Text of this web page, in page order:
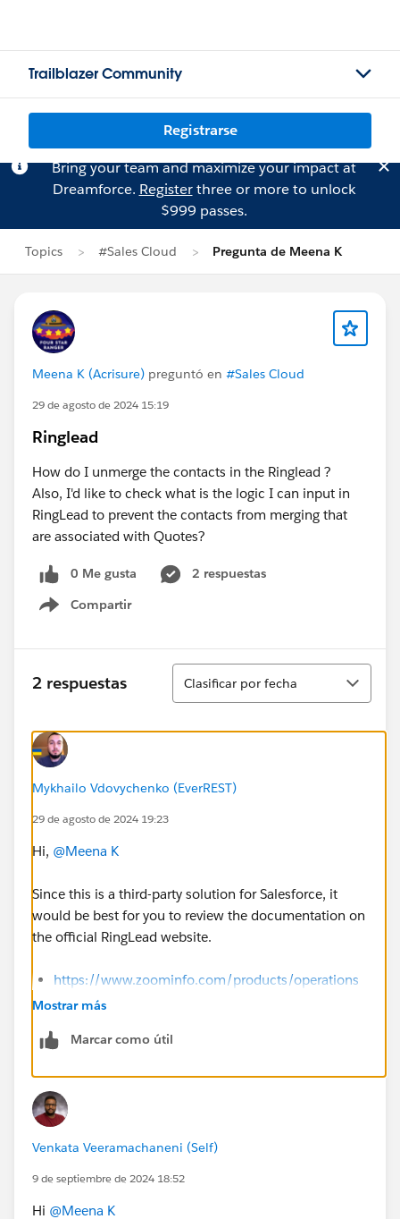
Trailblazer Community
Registrarse
Bring your team and maximize your impact at
Dreamforce. Registerthree or more to unlock
$999 passes.
Topics #Sales Cloud Pregunta de Meena K
Meena K (Acrisure) preguntó en #Sales Cloud
29 de agosto de 2024 15:19
Ringlead
How do I unmerge the contacts in the Ringlead ?
Also, I'd like to check what is the logic I can input in
RingLead to prevent the contacts from merging that
are associated with Quotes?
0 Me gusta
2 respuestas
Compartir
Show menu
2 respuestas
Ordenar
Clasificar por fecha
Mykhailo Vdovychenko (EverREST)
29 de agosto de 2024 19:23
Hi, @Meena K
Since this is a third-party solution for Salesforce, it
would be best for you to review the documentation on
the official RingLead website.
https://www.zoominfo.com/products/operations
Sincerely,
Mykhailo Vdovychenko
Bringing Cloud Excellence withIBVCLOUD OÜ
Mostrar más
Marcar como útil
Venkata Veeramachaneni (Self)
9 de septiembre de 2024 18:52
Hi @Meena K